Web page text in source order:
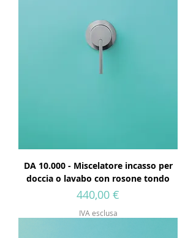
DA 10.000 - Miscelatore incasso per
doccia o lavabo con rosone tondo
Prezzo
440,00 €
IVA esclusa